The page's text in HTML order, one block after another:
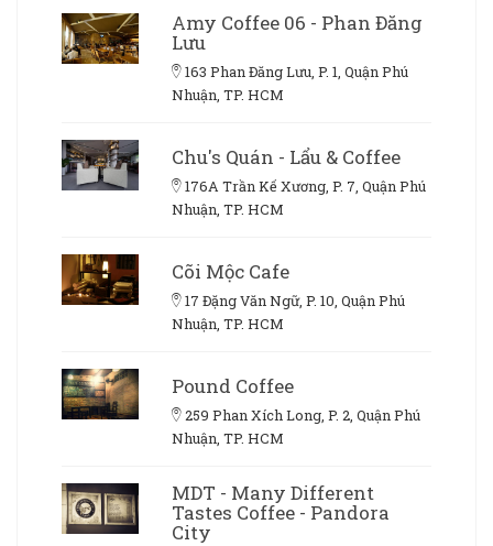
Amy Coffee 06 - Phan Đăng
Lưu
163 Phan Đăng Lưu, P. 1, Quận Phú
Nhuận, TP. HCM
Chu's Quán - Lẩu & Coffee
176A Trần Kế Xương, P. 7, Quận Phú
Nhuận, TP. HCM
Cõi Mộc Cafe
17 Đặng Văn Ngữ, P. 10, Quận Phú
Nhuận, TP. HCM
Pound Coffee
259 Phan Xích Long, P. 2, Quận Phú
Nhuận, TP. HCM
MDT - Many Different
Tastes Coffee - Pandora
City